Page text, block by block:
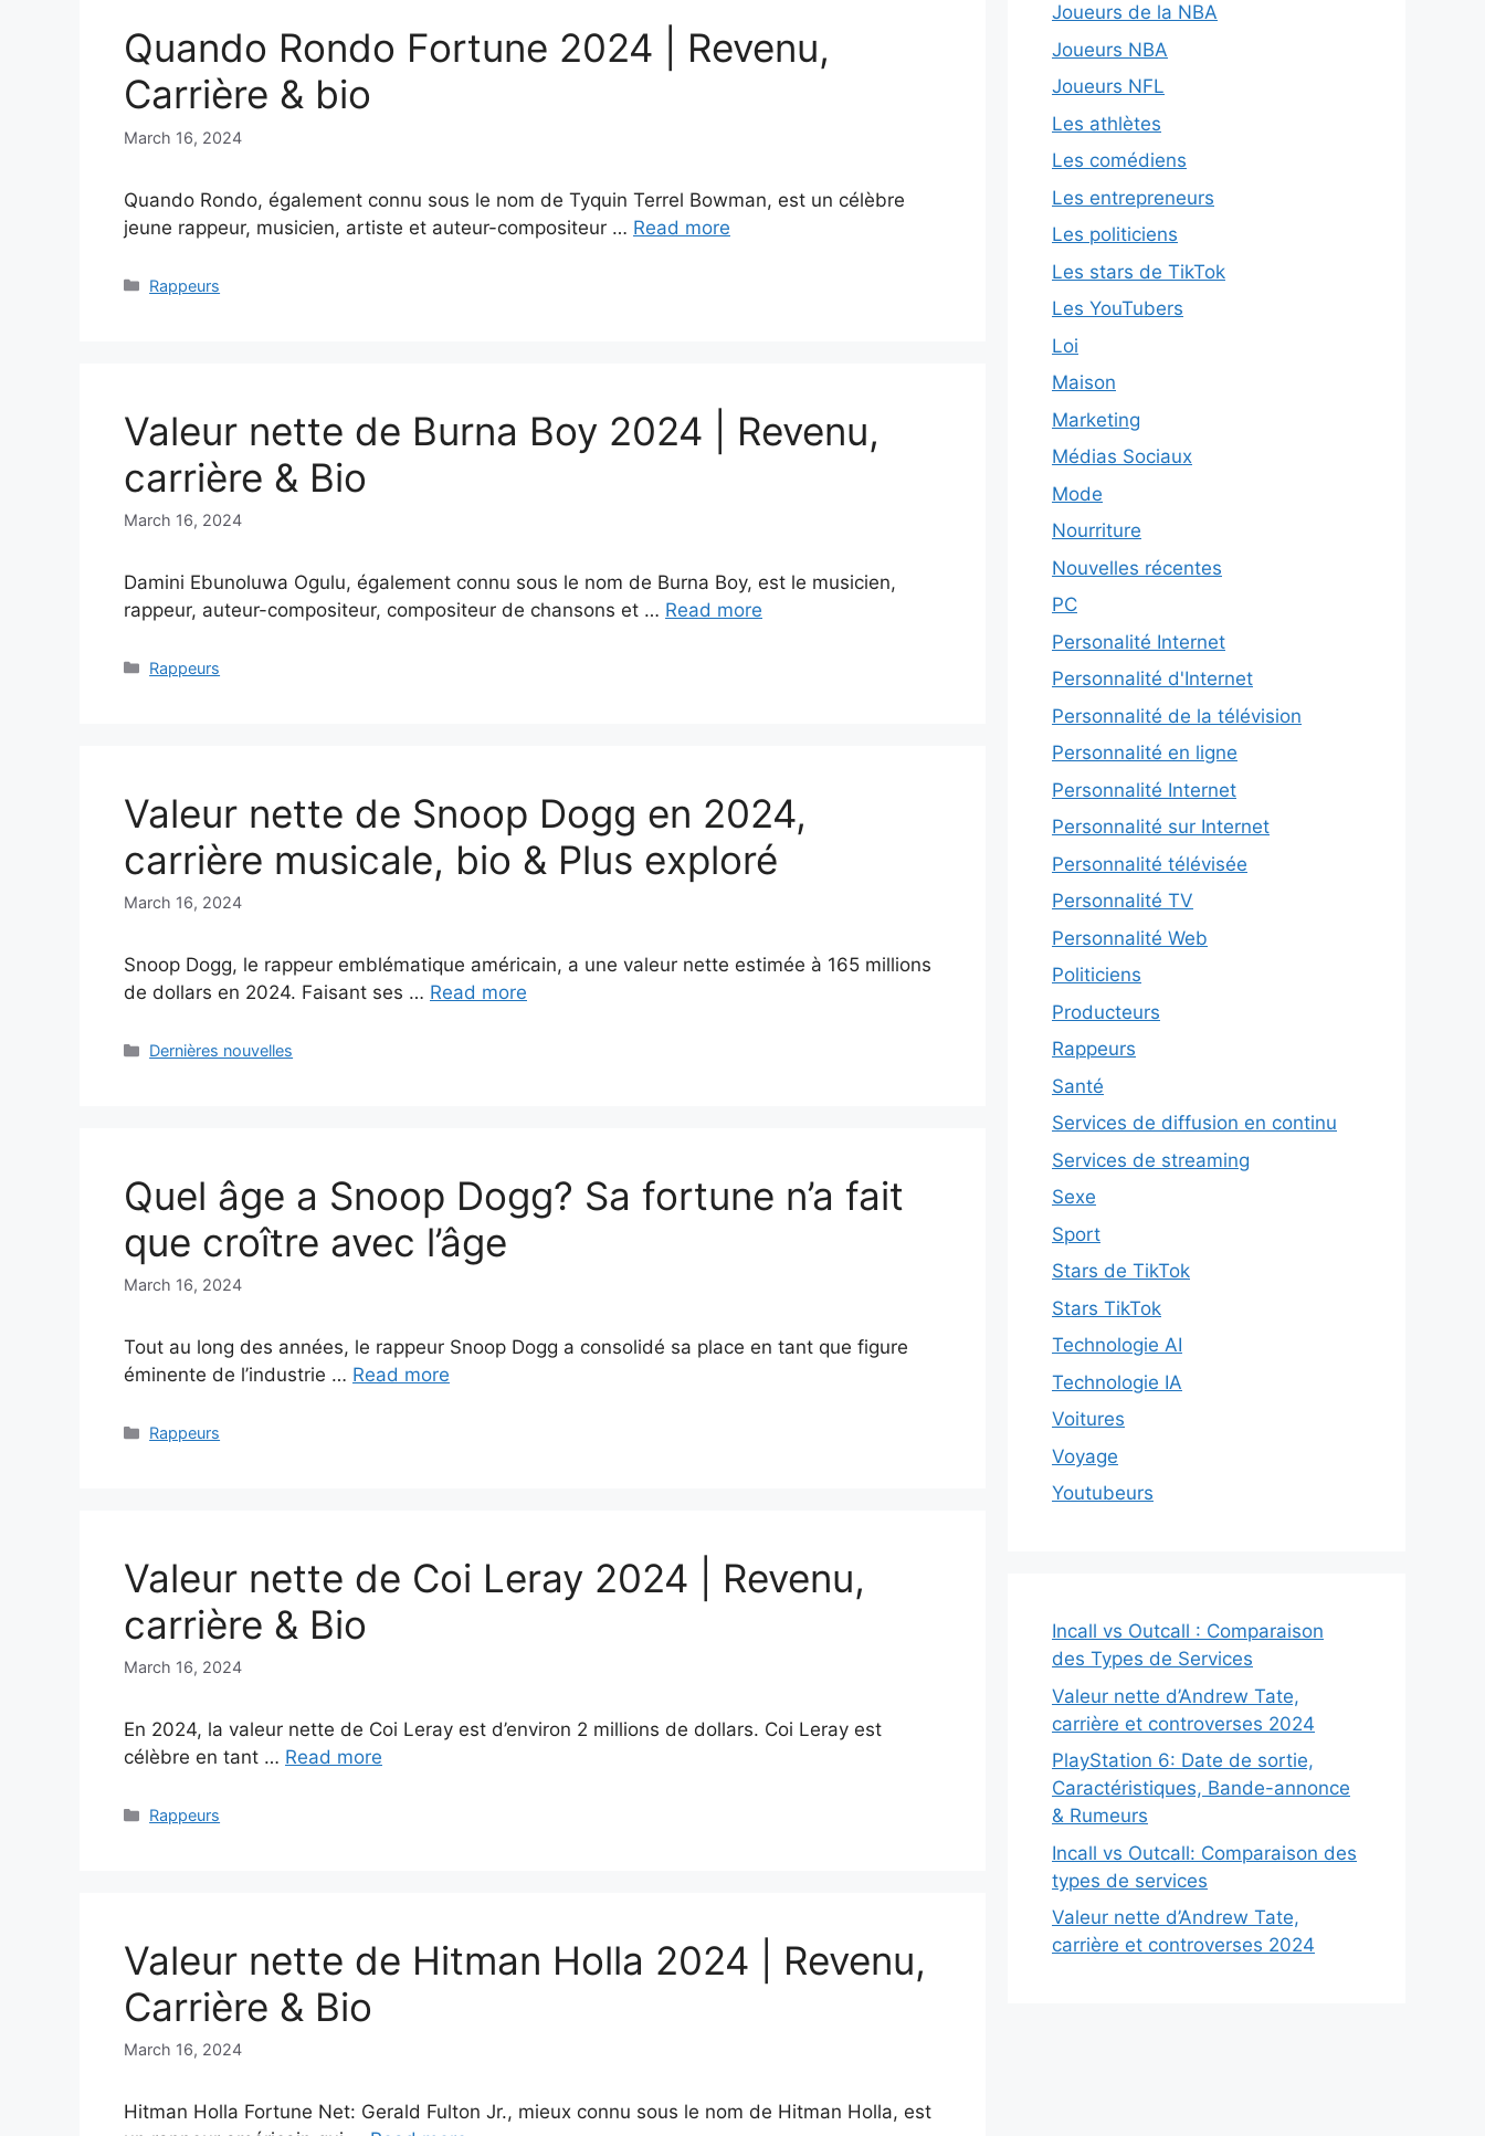
Quando Rondo Fortune 2024 | Revenu,
Carrière & bio
March 16, 2024
Quando Rondo, également connu sous le nom de Tyquin Terrel Bowman, est un célèbre
jeune rappeur, musicien, artiste et auteur-compositeur … Read more
Categories
Rappeurs
Valeur nette de Burna Boy 2024 | Revenu,
carrière & Bio
March 16, 2024
Damini Ebunoluwa Ogulu, également connu sous le nom de Burna Boy, est le musicien,
rappeur, auteur-compositeur, compositeur de chansons et … Read more
Categories
Rappeurs
Valeur nette de Snoop Dogg en 2024,
carrière musicale, bio & Plus exploré
March 16, 2024
Snoop Dogg, le rappeur emblématique américain, a une valeur nette estimée à 165 millions
de dollars en 2024. Faisant ses … Read more
Categories
Dernières nouvelles
Quel âge a Snoop Dogg? Sa fortune n’a fait
que croître avec l’âge
March 16, 2024
Tout au long des années, le rappeur Snoop Dogg a consolidé sa place en tant que figure
éminente de l’industrie … Read more
Categories
Rappeurs
Valeur nette de Coi Leray 2024 | Revenu,
carrière & Bio
March 16, 2024
En 2024, la valeur nette de Coi Leray est d’environ 2 millions de dollars. Coi Leray est
célèbre en tant … Read more
Categories
Rappeurs
Valeur nette de Hitman Holla 2024 | Revenu,
Carrière & Bio
March 16, 2024
Hitman Holla Fortune Net: Gerald Fulton Jr., mieux connu sous le nom de Hitman Holla, est
Joueurs de la NBA
Joueurs NBA
Joueurs NFL
Les athlètes
Les comédiens
Les entrepreneurs
Les politiciens
Les stars de TikTok
Les YouTubers
Loi
Maison
Marketing
Médias Sociaux
Mode
Nourriture
Nouvelles récentes
PC
Personalité Internet
Personnalité d'Internet
Personnalité de la télévision
Personnalité en ligne
Personnalité Internet
Personnalité sur Internet
Personnalité télévisée
Personnalité TV
Personnalité Web
Politiciens
Producteurs
Rappeurs
Santé
Services de diffusion en continu
Services de streaming
Sexe
Sport
Stars de TikTok
Stars TikTok
Technologie AI
Technologie IA
Voitures
Voyage
Youtubeurs
Incall vs Outcall : Comparaison
des Types de Services
Valeur nette d’Andrew Tate,
carrière et controverses 2024
PlayStation 6: Date de sortie,
Caractéristiques, Bande-annonce
& Rumeurs
Incall vs Outcall: Comparaison des
types de services
Valeur nette d’Andrew Tate,
carrière et controverses 2024